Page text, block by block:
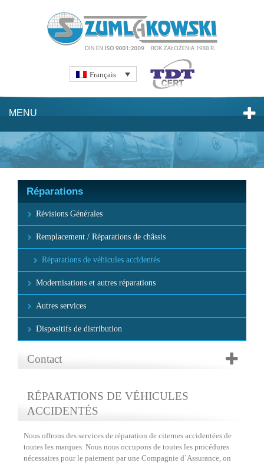
Français
MENU
Réparations
Révisions Générales
Remplacement / Réparations de châssis
Réparations de véhicules accidentés
Modernisations et autres réparations
Autres services
Dispositifs de distribution
Contact
RÉPARATIONS DE VÉHICULES
ACCIDENTÉS
Nous offrons des services de réparation de citernes accidentées de
toutes les marques. Nous nous occupons de toutes les procédures
nécessaires pour le paiement par une Compagnie d`Assurance, on